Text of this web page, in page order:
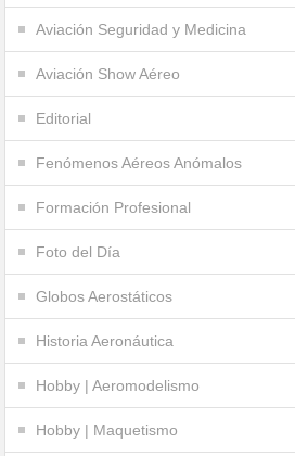
Aviación Seguridad y Medicina
Aviación Show Aéreo
Editorial
Fenómenos Aéreos Anómalos
Formación Profesional
Foto del Día
Globos Aerostáticos
Historia Aeronáutica
Hobby | Aeromodelismo
Hobby | Maquetismo